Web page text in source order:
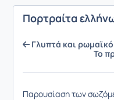
Πορτραίτα
Γλυπτά και
Το
Παρουσίαση των